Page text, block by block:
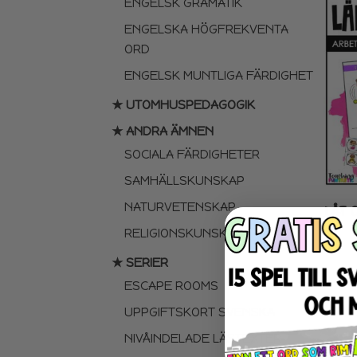
ENGELSKA HÖGFREKVENTA
ORD
ENGELSK MUNTLIGA FÄRDIGHET
★ UTOMHUSPEDAGOGIK
★ ANDRA ÄMNEN
SOCIALA FÄRDIGHETER
SAMHÄLLSKUNSKAP
NATURVETENSKAP
RELIGIONSKUNSKAP
★ SERIER
ESCAPE ROOMS
UPPGIFTSKORT SVENSKA
NIVÅINDELADE LÄSTEXTER
LÅT